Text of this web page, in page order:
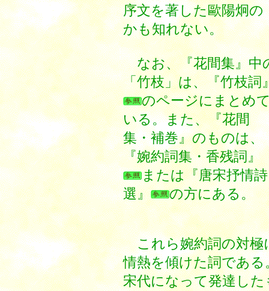
序文を著した歐陽炯の
かも知れない。
なお、『花間集』中
「竹枝」は、『竹枝詞
のページにまとめ
いる。また、『花間
集・補巻』のものは、
『婉約詞集・香残詞』
または『唐宋抒情詩
選』
の方にある。
これら婉約詞の対極
情熱を傾けた詞であ
宋代になって発達し